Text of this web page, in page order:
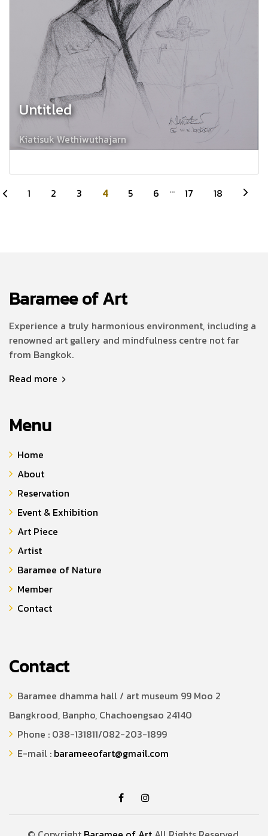
Untitled
Kiatisuk Wethiwuthajarn
1 2 3 4 5 6 ... 17 18
Baramee of Art
Experience a truly harmonious environment, including a
renowned art gallery and mindfulness centre not far
from Bangkok.
Read more
Menu
Home
About
Reservation
Event & Exhibition
Art Piece
Artist
Baramee of Nature
Member
Contact
Contact
Baramee dhamma hall / art museum 99 Moo 2
Bangkrood, Banpho, Chachoengsao 24140
Phone : 038-131811/082-203-1899
E-mail : barameeofart@gmail.com